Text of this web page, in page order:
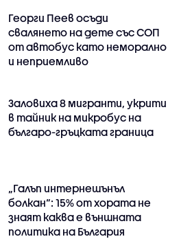
Георги Пеев осъди
свалянето на дете със СОП
от автобус като неморално
и неприемливо
Заловиха 8 мигранти, укрити
в тайник на микробус на
българо-гръцката граница
„Галъп интернешънъл
болкан“: 15% от хората не
знаят каква е външната
политика на България